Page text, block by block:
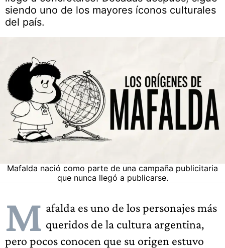
siendo uno de los mayores íconos culturales
del país.
Mafalda nació como parte de una campaña publicitaria
que nunca llegó a publicarse.
M afalda es uno de los personajes más
queridos de la cultura argentina,
pero pocos conocen que su origen estuvo